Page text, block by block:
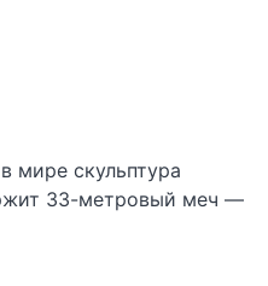
мире скульптура
33-метровый меч —